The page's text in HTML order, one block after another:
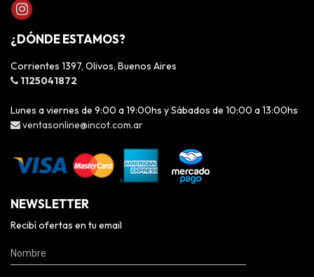
¿DÓNDE ESTAMOS?
Corrientes 1397, Olivos, Buenos Aires
1125041872
Lunes a viernes de 9:00 a 19:00hs y Sábados de 10:00 a 13:00hs
ventasonline@incot.com.ar
NEWSLETTER
Recibí ofertas en tu email